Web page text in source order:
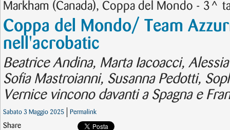
Markham (Canada), Coppa del Mondo - 3^
Coppa del Mondo/ Team
nell'acrobatic
Beatrice Andina, Marta Iacoacci,
Sofia Mastroianni, Susanna Pedotti,
Vernice vincono davanti a Spagna e
Sabato 3 Maggio 2025 Permalink
Share